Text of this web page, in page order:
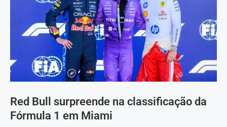
Red Bull surpreende na classificação da
Fórmula 1 em Miami